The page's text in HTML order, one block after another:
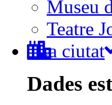
Museu
Teatre
La ciutat
Dades